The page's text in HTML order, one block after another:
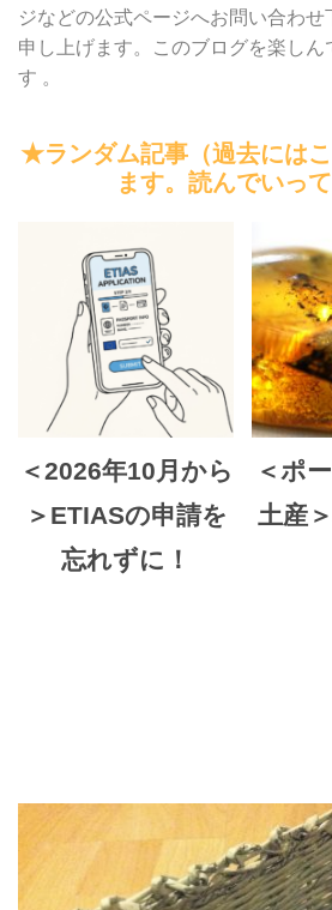
ジなどの公式ページへお問い合わ
申し上げます。このブログを楽し
す 。
★ランダム記事（過去には
ます。読んでいって
＜2026年10月から
＞ETIASの申請を
忘れずに！
＜ポ
土産